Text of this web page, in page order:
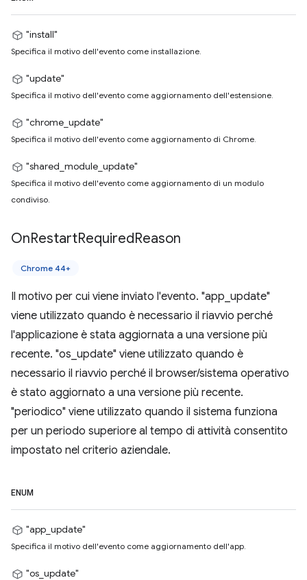
"install"
Specifica il motivo dell'evento come installazione.
"update"
Specifica il motivo dell'evento come aggiornamento dell'estensione.
"chrome_update"
Specifica il motivo dell'evento come aggiornamento di Chrome.
"shared_module_update"
Specifica il motivo dell'evento come aggiornamento di un modulo
condiviso.
OnRestartRequiredReason
Chrome 44+
Il motivo per cui viene inviato l'evento. "app_update"
viene utilizzato quando è necessario il riavvio perché
l'applicazione è stata aggiornata a una versione più
recente. "os_update" viene utilizzato quando è
necessario il riavvio perché il browser/sistema operativo
è stato aggiornato a una versione più recente.
"periodico" viene utilizzato quando il sistema funziona
per un periodo superiore al tempo di attività consentito
impostato nel criterio aziendale.
ENUM
"app_update"
Specifica il motivo dell'evento come aggiornamento dell'app.
"os_update"